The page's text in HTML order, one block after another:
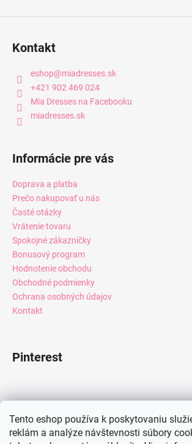
Tento eshop používa k poskytovaniu
reklám a analýze návštevnosti súbory
Kontakt
eshop@miadresses.sk
+421 902 469 024
Mia Dresses na Facebooku
miadresses.sk
Informácie pre vás
Doprava a platba
Prečo nakupovať u nás
Časté otázky
Vrátenie tovaru
Spokojné zákazníčky
Bonusový program
Hodnotenie obchodu
Obchodné podmienky
Ochrana osobných údajov
Kontakt
Pinterest